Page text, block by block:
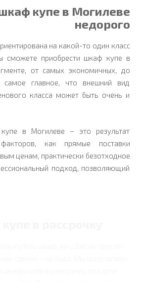
купе в Могилеве
недорого
на какой-то один класс
сможете приобрести шкаф купе в
от самых экономичных, до
самое главное, что внешний вид
класса может быть очень и
в Могилеве – это результат
как прямые поставки
ценам, практически безотходное
подход, позволяющий